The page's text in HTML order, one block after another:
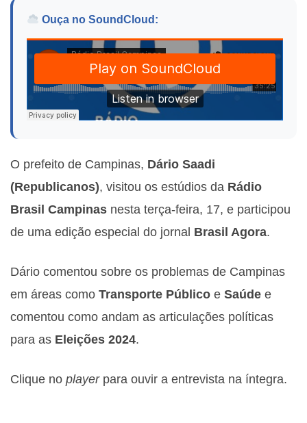
Ouça no SoundCloud:
O prefeito de Campinas, Dário Saadi
(Republicanos), visitou os estúdios da Rádio
Brasil Campinas nesta terça-feira, 17, e participou
de uma edição especial do jornal Brasil Agora.
Dário comentou sobre os problemas de Campinas
em áreas como Transporte Público e Saúde e
comentou como andam as articulações políticas
para as Eleições 2024.
Clique no playerpara ouvir a entrevista na íntegra.